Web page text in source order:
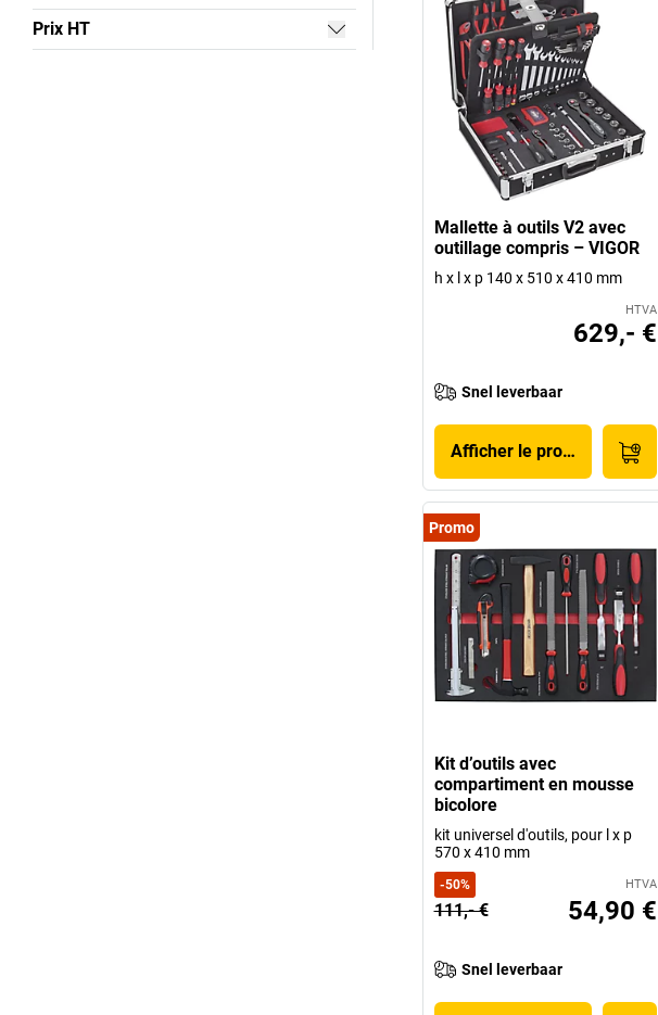
Prix HT
Mallette à outils V2 avec
outillage compris – VIGOR
h x l x p 140 x 510 x 410 mm
HTVA
629,- €
Snel leverbaar
Afficher le produit
Promo
Kit d’outils avec
compartiment en mousse
bicolore
kit universel d'outils, pour l x p
570 x 410 mm
-50% HTVA
111,- € 54,90 €
Snel leverbaar